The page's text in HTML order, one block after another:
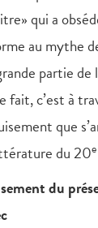
qui a
au mythe
partie de
fait, c’est à
que
du 20e
du